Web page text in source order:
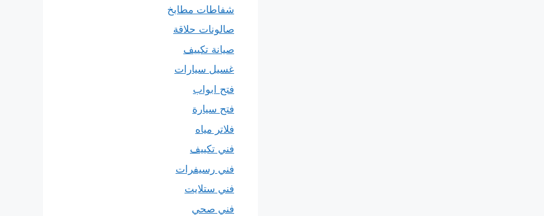
شفاطات مطابخ
صالونات حلاقة
صيانة تكييف
غسيل سيارات
فتح ابواب
فتح سيارة
فلاتر مياه
فني تكييف
فني رسيفرات
فني ستلايت
فني صحي